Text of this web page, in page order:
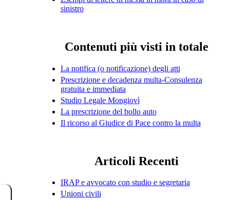
sinistro
Contenuti più visti in totale
La notifica (o notificazione) degli atti
Prescrizione e decadenza multa-Consulenza
gratuita e immediata
Studio Legale Mongiovì
La prescrizione del bollo auto
Il ricorso al Giudice di Pace contro la multa
Articoli Recenti
IRAP e avvocato con studio e segretaria
Unioni civili